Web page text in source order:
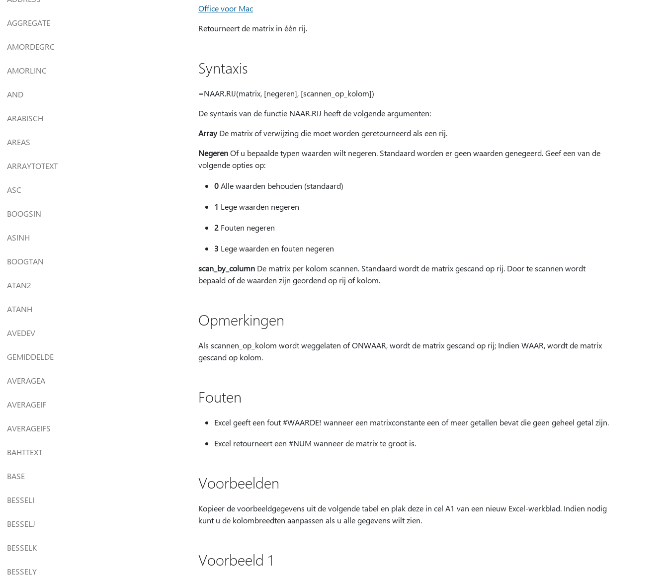
AGGREGATE
AMORDEGRC
AMORLINC
AND
ARABISCH
AREAS
ARRAYTOTEXT
ASC
BOOGSIN
ASINH
BOOGTAN
ATAN2
ATANH
AVEDEV
GEMIDDELDE
AVERAGEA
AVERAGEIF
AVERAGEIFS
BAHTTEXT
BASE
BESSELI
BESSELJ
BESSELK
BESSELY
Office voor Mac
Retourneert de matrix in één rij.
Syntaxis
=NAAR.RIJ(matrix, [negeren], [scannen_op_kolom])
De syntaxis van de functie NAAR.RIJ heeft de volgende argumenten:
ArrayDe matrix of verwijzing die moet worden geretourneerd als een rij.
NegerenOf u bepaalde typen waarden wilt negeren. Standaard worden er geen waarden genegeerd. Geef een van de
volgende opties op:
0Alle waarden behouden (standaard)
1 Lege waarden negeren
2 Fouten negeren
3 Lege waarden en fouten negeren
scan_by_column De matrix per kolom scannen. Standaard wordt de matrix gescand op rij. Door te scannen wordt
bepaald of de waarden zijn geordend op rij of kolom.
Opmerkingen
Als scannen_op_kolom wordt weggelaten of ONWAAR, wordt de matrix gescand op rij; Indien WAAR, wordt de matrix
gescand op kolom.
Fouten
Excel geeft een fout #WAARDE! wanneer een matrixconstante een of meer getallen bevat die geen geheel getal zijn.
Excel retourneert een #NUM wanneer de matrix te groot is.
Voorbeelden
Kopieer de voorbeeldgegevens uit de volgende tabel en plak deze in cel A1 van een nieuw Excel-werkblad. Indien nodig
kunt u de kolombreedten aanpassen als u alle gegevens wilt zien.
Voorbeeld 1